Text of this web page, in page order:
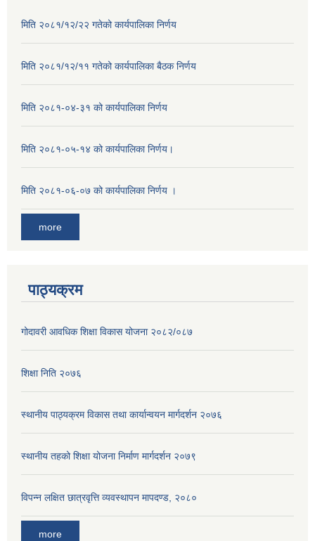
मिति २०८१/१२/२२ गतेको कार्यपालिका निर्णय
मिति २०८१/१२/११ गतेको कार्यपालिका बैठक निर्णय
मिति २०८१-०४-३१ को कार्यपालिका निर्णय
मिति २०८१-०५-१४ को कार्यपालिका निर्णय।
मिति २०८१-०६-०७ को कार्यपालिका निर्णय ।
more
पाठ्यक्रम
गोदावरी आवधिक शिक्षा विकास योजना २०८२/०८७
शिक्षा निति २०७६
स्थानीय पाठ्यक्रम विकास तथा कार्यान्वयन मार्गदर्शन २०७६
स्थानीय तहको शिक्षा योजना निर्माण मार्गदर्शन २०७९
विपन्न लक्षित छात्रवृत्ति व्यवस्थापन मापदण्ड, २०८०
more